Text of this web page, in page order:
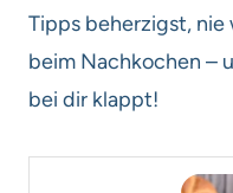
Tipps beherzigst, nie
beim Nachkochen –
bei dir klappt!